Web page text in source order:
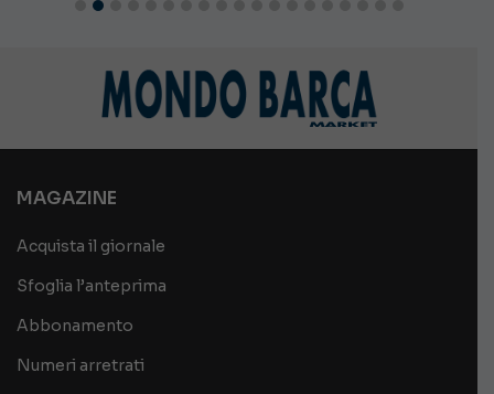
MAGAZINE
Acquista il giornale
Sfoglia l’anteprima
Abbonamento
Numeri arretrati